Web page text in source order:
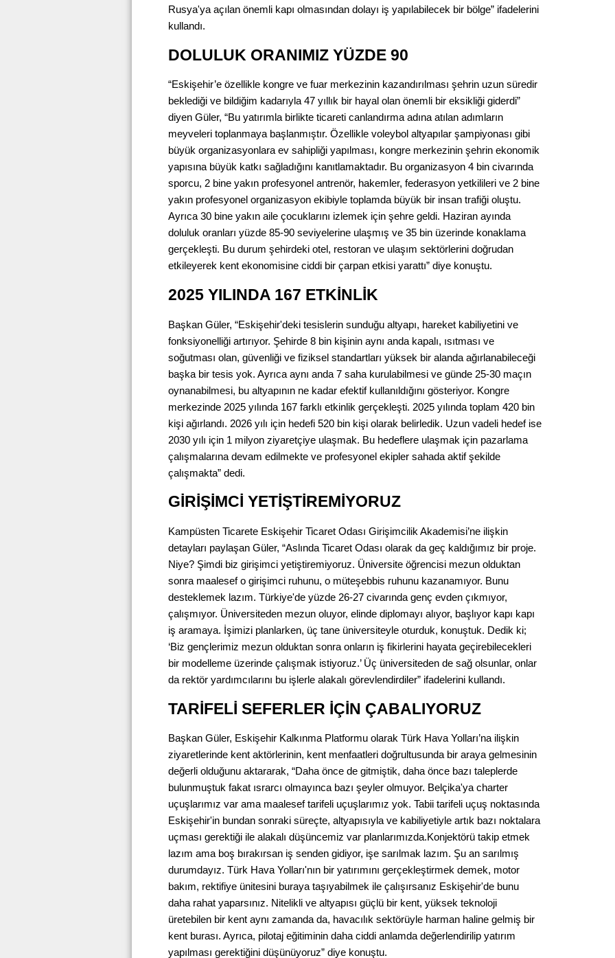
Rusya'ya açılan önemli kapı olmasından dolayı iş yapılabilecek bir bölge” ifadelerini
kullandı.
DOLULUK ORANIMIZ YÜZDE 90
​“Eskişehir’e özellikle kongre ve fuar merkezinin kazandırılması şehrin uzun süredir
beklediği ve bildiğim kadarıyla 47 yıllık bir hayal olan önemli bir eksikliği giderdi”
diyen Güler, “Bu yatırımla birlikte ticareti canlandırma adına atılan adımların
meyveleri toplanmaya başlanmıştır. Özellikle voleybol altyapılar şampiyonası gibi
büyük organizasyonlara ev sahipliği yapılması, kongre merkezinin şehrin ekonomik
yapısına büyük katkı sağladığını kanıtlamaktadır. Bu organizasyon 4 bin civarında
sporcu, 2 bine yakın profesyonel antrenör, hakemler, federasyon yetkilileri ve 2 bine
yakın profesyonel organizasyon ekibiyle toplamda büyük bir insan trafiği oluştu.
Ayrıca 30 bine yakın aile çocuklarını izlemek için şehre geldi. Haziran ayında
doluluk oranları yüzde 85-90 seviyelerine ulaşmış ve 35 bin üzerinde konaklama
gerçekleşti. Bu durum şehirdeki otel, restoran ve ulaşım sektörlerini doğrudan
etkileyerek kent ekonomisine ciddi bir çarpan etkisi yarattı” diye konuştu.
2025 YILINDA 167 ETKİNLİK
Başkan Güler, “Eskişehir'deki tesislerin sunduğu altyapı, hareket kabiliyetini ve
fonksiyonelliği artırıyor. Şehirde 8 bin kişinin aynı anda kapalı, ısıtması ve
soğutması olan, güvenliği ve fiziksel standartları yüksek bir alanda ağırlanabileceği
başka bir tesis yok. Ayrıca aynı anda 7 saha kurulabilmesi ve günde 25-30 maçın
oynanabilmesi, bu altyapının ne kadar efektif kullanıldığını gösteriyor. Kongre
merkezinde 2025 yılında 167 farklı etkinlik gerçekleşti. 2025 yılında toplam 420 bin
kişi ağırlandı. 2026 yılı için hedefi 520 bin kişi olarak belirledik. Uzun vadeli hedef ise
2030 yılı için 1 milyon ziyaretçiye ulaşmak. Bu hedeflere ulaşmak için pazarlama
çalışmalarına devam edilmekte ve profesyonel ekipler sahada aktif şekilde
çalışmakta” dedi.
GİRİŞİMCİ YETİŞTİREMİYORUZ
Kampüsten Ticarete Eskişehir Ticaret Odası Girişimcilik Akademisi’ne ilişkin
detayları paylaşan Güler, “Aslında Ticaret Odası olarak da geç kaldığımız bir proje.
Niye? Şimdi biz girişimci yetiştiremiyoruz. Üniversite öğrencisi mezun olduktan
sonra maalesef o girişimci ruhunu, o müteşebbis ruhunu kazanamıyor. Bunu
desteklemek lazım. Türkiye'de yüzde 26-27 civarında genç evden çıkmıyor,
çalışmıyor. Üniversiteden mezun oluyor, elinde diplomayı alıyor, başlıyor kapı kapı
iş aramaya. İşimizi planlarken, üç tane üniversiteyle oturduk, konuştuk. Dedik ki;
‘Biz gençlerimiz mezun olduktan sonra onların iş fikirlerini hayata geçirebilecekleri
bir modelleme üzerinde çalışmak istiyoruz.’ Üç üniversiteden de sağ olsunlar, onlar
da rektör yardımcılarını bu işlerle alakalı görevlendirdiler” ifadelerini kullandı.
TARİFELİ SEFERLER İÇİN ÇABALIYORUZ
Başkan Güler, Eskişehir Kalkınma Platformu olarak Türk Hava Yolları’na ilişkin
ziyaretlerinde kent aktörlerinin, kent menfaatleri doğrultusunda bir araya gelmesinin
değerli olduğunu aktararak, “Daha önce de gitmiştik, daha önce bazı taleplerde
bulunmuştuk fakat ısrarcı olmayınca bazı şeyler olmuyor. Belçika'ya charter
uçuşlarımız var ama maalesef tarifeli uçuşlarımız yok. ​Tabii tarifeli uçuş noktasında
Eskişehir'in bundan sonraki süreçte, altyapısıyla ve kabiliyetiyle artık bazı noktalara
uçması gerektiği ile alakalı düşüncemiz var planlarımızda.Konjektörü takip etmek
lazım ama boş bırakırsan iş senden gidiyor, işe sarılmak lazım. Şu an sarılmış
durumdayız. Türk Hava Yolları'nın bir yatırımını gerçekleştirmek demek, motor
bakım, rektifiye ünitesini buraya taşıyabilmek ile çalışırsanız Eskişehir'de bunu
daha rahat yaparsınız. Nitelikli ve altyapısı güçlü bir kent, yüksek teknoloji
üretebilen bir kent aynı zamanda da, havacılık sektörüyle harman haline gelmiş bir
kent burası. Ayrıca, pilotaj eğitiminin daha ciddi anlamda değerlendirilip yatırım
yapılması gerektiğini düşünüyoruz” diye konuştu.